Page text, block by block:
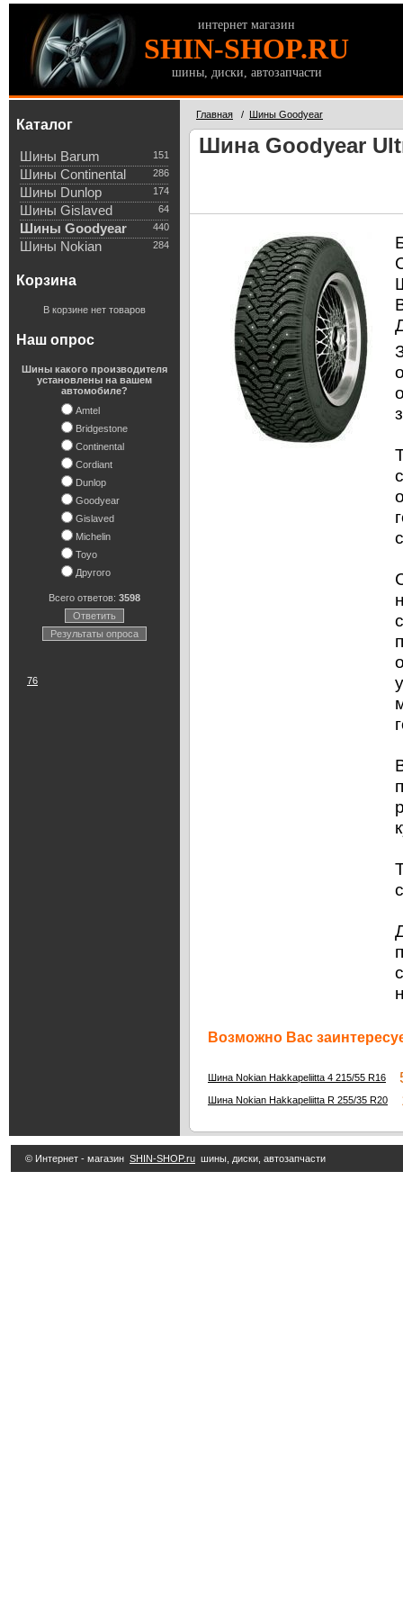
интернет магазин
SHIN-SHOP.RU
шины, диски, автозапчасти
Каталог
151
Шины Barum
286
Шины Continental
174
Шины Dunlop
64
Шины Gislaved
440
Шины Goodyear
284
Шины Nokian
Корзина
В корзине нет товаров
Наш опрос
Шины какого производителя
установлены на вашем
автомобиле?
Amtel
Bridgestone
Continental
Cordiant
Dunlop
Goodyear
Gislaved
Michelin
Toyo
Другого
Всего ответов: 3598
Ответить
Результаты опроса
76
Главная / Шины Goodyear
Шина Goodyear
Возможно Вас
Шина Nokian Hakkapeliitta 4 215/55 R16
Шина Nokian Hakkapeliitta R 255/35 R20
© Интернет - магазин SHIN-SHOP.ru шины, диски, автозапчасти